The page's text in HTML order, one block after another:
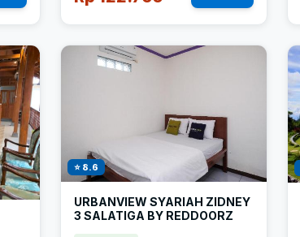
⭐ 8.6
URBANVIEW SYARIAH ZIDNEY
3 SALATIGA BY REDDOORZ